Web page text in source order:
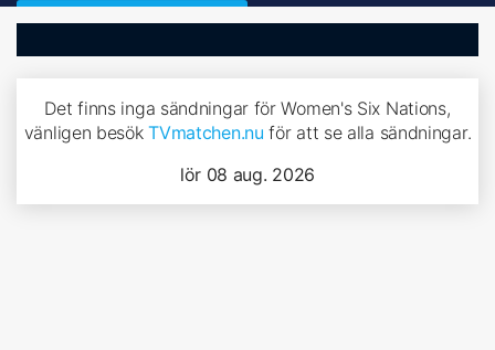
Det finns inga sändningar för Women's Six Nations,
vänligen besökTVmatchen.nu för att se alla sändningar.
lör 08 aug. 2026